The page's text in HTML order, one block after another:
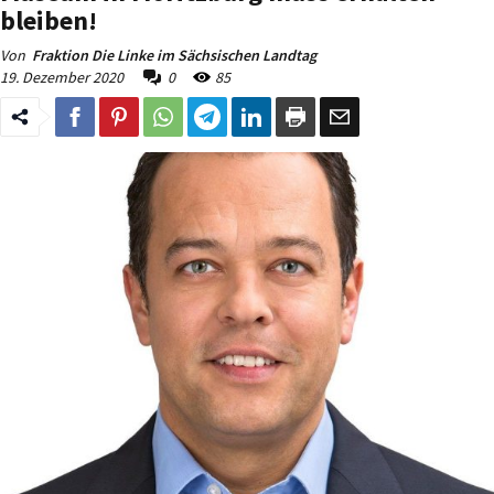
bleiben!
Von Fraktion Die Linke im Sächsischen Landtag
19. Dezember 2020
0 85